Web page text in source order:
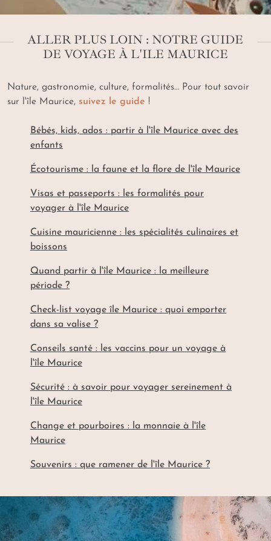
ALLER PLUS LOIN : NOTRE GUIDE
DE VOYAGE À L'ILE MAURICE
Nature, gastronomie, culture, formalités… Pour tout savoir
sur l'île Maurice, suivez le guide !
Bébés, kids, ados : partir à l'île Maurice avec des
enfants
Écotourisme : la faune et la flore de l'île Maurice
Visas et passeports : les formalités pour
voyager à l'île Maurice
Cuisine mauricienne : les spécialités culinaires et
boissons
Quand partir à l'île Maurice : la meilleure
période ?
Check-list voyage île Maurice : quoi emporter
dans sa valise ?
Conseils santé : les vaccins pour un voyage à
l'île Maurice
Sécurité : à savoir pour voyager sereinement à
l'île Maurice
Change et pourboires : la monnaie à l'île
Maurice
Souvenirs : que ramener de l'île Maurice ?